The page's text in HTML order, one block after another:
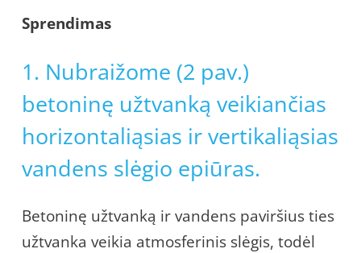
Sprendimas
1. Nubraižome (2 pav.)
betoninę užtvanką veikiančias
horizontaliąsias ir vertikaliąsias
vandens slėgio epiūras.
Betoninę užtvanką ir vandens paviršius ties
užtvanka veikia atmosferinis slėgis, todėl